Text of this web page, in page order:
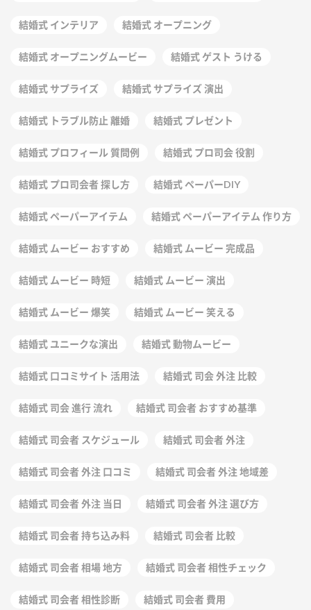
結婚式 インテリア 結婚式 オープニング
結婚式 オープニングムービー 結婚式 ゲスト うける
結婚式 サプライズ 結婚式 サプライズ 演出
結婚式 トラブル防止 離婚 結婚式 プレゼント
結婚式 プロフィール 質問例 結婚式 プロ司会 役割
結婚式 プロ司会者 探し方 結婚式 ペーパーDIY
結婚式 ペーパーアイテム 結婚式 ペーパーアイテム 作り方
結婚式 ムービー おすすめ 結婚式 ムービー 完成品
結婚式 ムービー 時短 結婚式 ムービー 演出
結婚式 ムービー 爆笑 結婚式 ムービー 笑える
結婚式 ユニークな演出 結婚式 動物ムービー
結婚式 口コミサイト 活用法 結婚式 司会 外注 比較
結婚式 司会 進行 流れ 結婚式 司会者 おすすめ基準
結婚式 司会者 スケジュール 結婚式 司会者 外注
結婚式 司会者 外注 口コミ 結婚式 司会者 外注 地域差
結婚式 司会者 外注 当日 結婚式 司会者 外注 選び方
結婚式 司会者 持ち込み料 結婚式 司会者 比較
結婚式 司会者 相場 地方 結婚式 司会者 相性チェック
結婚式 司会者 相性診断 結婚式 司会者 費用